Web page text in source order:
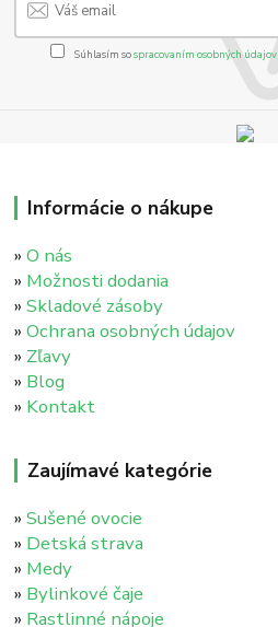
Súhlasím sospracovaním osobných údajov
Informácie o nákupe
»O nás
» Možnosti dodania
»Skladové zásoby
»Ochrana osobných údajov
» Zľavy
» Blog
» Kontakt
Zaujímavé kategórie
»Sušené ovocie
» Detská strava
» Medy
» Bylinkové čaje
» Rastlinné nápoje